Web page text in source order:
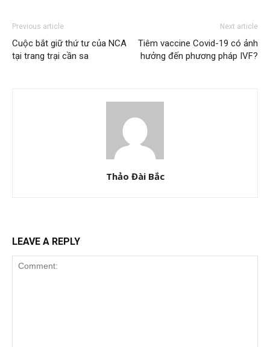
Previous article
Cuộc bắt giữ thứ tư của NCA
tại trang trại cần sa
Next article
Tiêm vaccine Covid-19 có ảnh
hưởng đến phương pháp IVF?
Thảo Đài Bắc
LEAVE A REPLY